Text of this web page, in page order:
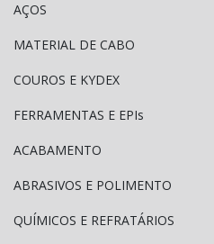
AÇOS
MATERIAL DE CABO
COUROS E KYDEX
FERRAMENTAS E EPIs
ACABAMENTO
ABRASIVOS E POLIMENTO
QUÍMICOS E REFRATÁRIOS